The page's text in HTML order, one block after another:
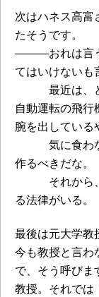
次はハネス高富
たそうです。
―――おれは言う
てはいけないも
最近は、ど
自動運転の飛行
腕を出している
気に食わな
作るべきだな。
それから、
る法律がいる。
最後は元大学教
今も教授と言わ
で、そう呼びま
教授。それでは